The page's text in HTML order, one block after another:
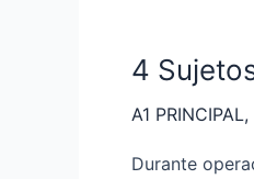
4
A1 PRINCIPAL,
Durante
aprehendidos
decomiso
de